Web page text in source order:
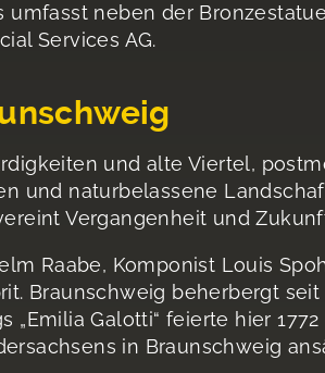
umfasst neben der
Services AG.
und alte Viertel,
und naturbelassene
Vergangenheit und
Raabe, Komponist Louis
Braunschweig beherbergt
„Emilia Galotti“ feierte hier
in Braunschweig